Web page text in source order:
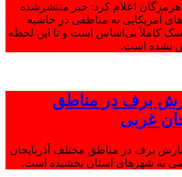
هرمزگان اعلام کرد: خبر منتشرشده
آمریکایی به مناطقی در حاشیه
کاملاً بی‌اساس است و تا این لحظه
نشده است.
برف در مناطق
غربی
برف در مناطق مختلف آذربایجان
به شهرهای استان بخشیده است.